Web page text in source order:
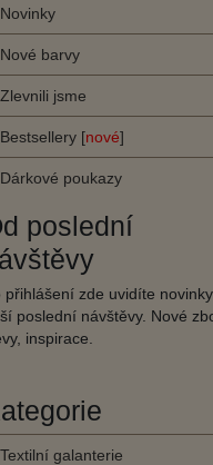
Novinky
Nové barvy
Zlevnili jsme
Bestsellery [nové]
Dárkové poukazy
poslední
přihlášení zde uvidíte
poslední návštěvy. Nové
inspirace.
Textilní galanterie